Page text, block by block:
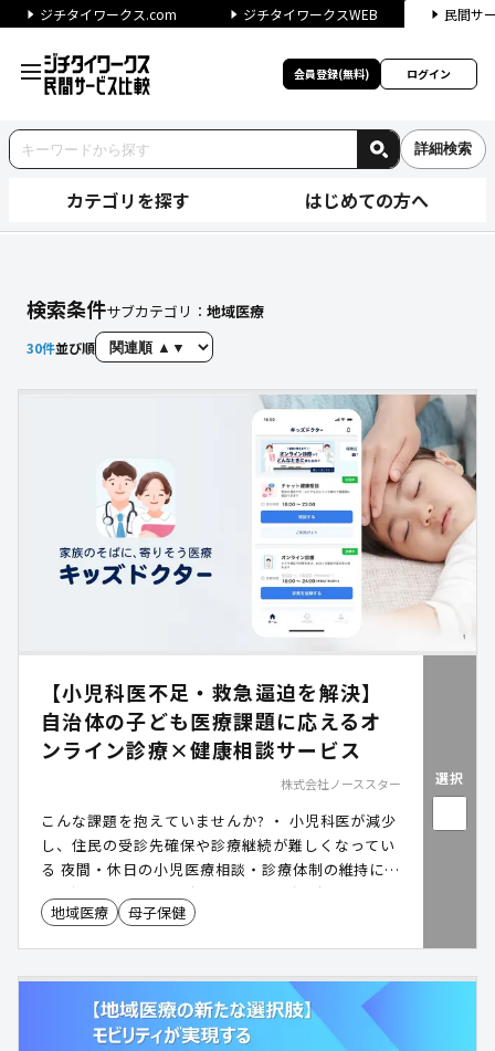
ジチタイワークス.com ジチタイワークスWEB 民間サ
会員登録(無料) ログイン
詳細検索
カテゴリを探す はじめての方へ
検索条件サブカテゴリ： 地域医療
30件並び順
【小児科医不足・救急逼迫を解決】
自治体の子ども医療課題に応えるオ
ンライン診療×健康相談サービス
株式会社ノーススター
こんな課題を抱えていませんか? ・ 小児科医が減少
し、住民の受診先確保や診療継続が難しくなってい
る 夜間・休日の小児医療相談・診療体制の維持に課
題 がある 救急外来に軽症の子どもが集中し、重症
患者への対応に影響 が出ている 保護者から「どこ
面での安心感を施策として提供したい ・離島・中山
間地域など、 地理的に医療アクセスが限られている
エリアがある ・医師の働き方改革への対応で、 現
地域医療 母子保健
選択